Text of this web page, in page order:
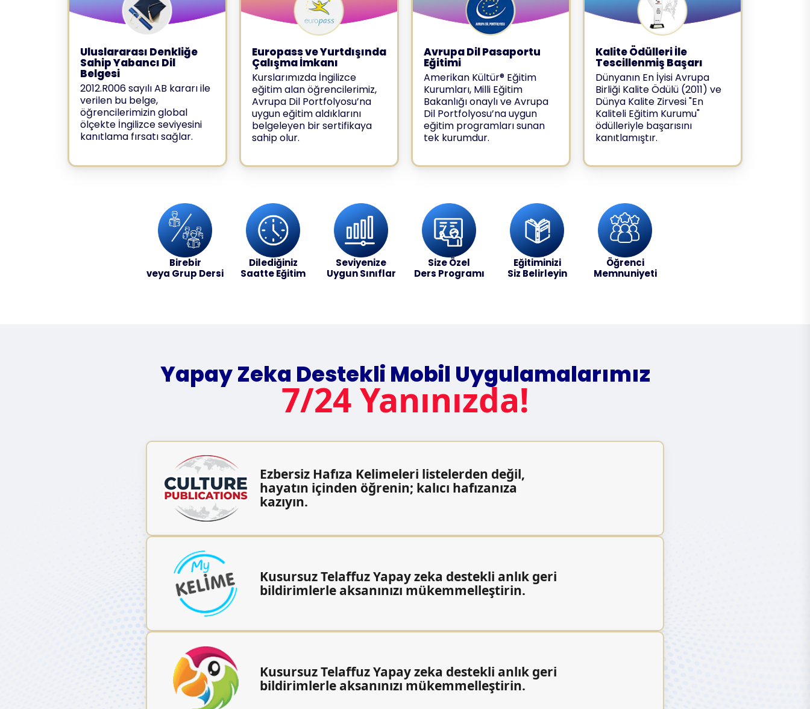
Uluslararası Denkliğe
Sahip Yabancı Dil
Belgesi
2012.R006 sayılı AB kararı ile
verilen bu belge,
öğrencilerimizin global
ölçekte İngilizce seviyesini
kanıtlama fırsatı sağlar.
Europass ve Yurtdışında
Çalışma İmkanı
Kurslarımızda İngilizce
eğitim alan öğrencilerimiz,
Avrupa Dil Portfolyosu’na
uygun eğitim aldıklarını
belgeleyen bir sertifikaya
sahip olur.
Avrupa Dil Pasaportu
Eğitimi
Amerikan Kültür® Eğitim
Kurumları, Milli Eğitim
Bakanlığı onaylı ve Avrupa
Dil Portfolyosu’na uygun
eğitim programları sunan
tek kurumdur.
Kalite Ödülleri İle
Tescillenmiş Başarı
Dünyanın En İyisi Avrupa
Birliği Kalite Ödülü (2011) ve
Dünya Kalite Zirvesi "En
Kaliteli Eğitim Kurumu"
ödülleriyle başarısını
kanıtlamıştır.
Birebir
veya Grup Dersi
Dilediğiniz
Saatte Eğitim
Seviyenize
Uygun Sınıflar
Size Özel
Ders Programı
Eğitiminizi
Siz Belirleyin
Öğrenci
Memnuniyeti
Yapay Zeka Destekli Mobil Uygulamalarımız
7/24 Yanınızda!
Ezbersiz Hafıza Kelimeleri listelerden değil,
hayatın içinden öğrenin; kalıcı hafızanıza
kazıyın.
Kusursuz Telaffuz Yapay zeka destekli anlık geri
bildirimlerle aksanınızı mükemmelleştirin.
Kusursuz Telaffuz Yapay zeka destekli anlık geri
bildirimlerle aksanınızı mükemmelleştirin.